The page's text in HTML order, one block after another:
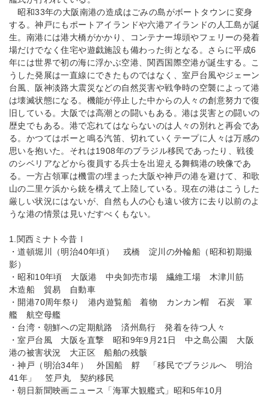
昭和33年の大阪南港の造成はごみの島がボートタウンに変身
する。神戸にもポートアイランドや六港アイランドの人工島が誕
生。南港には港大橋がかかり、コンテナー埠頭やフェリーの発着
場だけでなく住宅や遊戯施設も備わった街となる。さらに平成6
年には世界で初の海に浮かぶ空港、関西国際空港が誕生する。こ
うした発展は一直線にできたものではなく、室戸台風やジェーン
台風、阪神淡路大震災などの自然災害や戦争時の空襲によって港
は壊滅状態になる。機能が停止した中からの人々の創意努力で復
旧している。大阪では高潮との闘いもある。港は災害との闘いの
歴史でもある。港で忘れてはならないのは人々の別れと再会であ
る。かつてはボーと鳴る汽笛、切れていくテープに人々は万感の
思いを抱いた。それは1908年のブラジル移民であったり、戦後
のシベリアなどから復員する兵士を出迎える舞鶴港の映像であ
る。一方占領軍は機雷の埋まった大阪や神戸の港を避けて、和歌
山の二里ケ浜から銃を構えて上陸している。現在の港はこうした
厳しい状況にはないが、自然も人の心も遠い彼方に去り以前のよ
うな港の情景は見いだすべくもない。
1.関西ミナト今昔Ⅰ
・道頓堀川（明治40年頃） 戎橋 淀川の外輪船（昭和初期撮
影）
・昭和10年頃 大阪港 中央卸売市場 繊維工場 木津川筋
木造船 貿易 自動車
・開港70周年祭り 港内遊覧船 着物 カンカン帽 石炭 軍
艦 航空母艦
・台湾・朝鮮への定期航路 済州島行 発着を待つ人々
・室戸台風 大阪を直撃 昭和9年9月21日 中之島公園 大阪
港の被害状況 大正区 船舶の残骸
・神戸（明治34年） 外国船 艀 「移民でブラジルへ 明治
41年」 笠戸丸 契約移民
・朝日新聞映画ニュース「海軍大観艦式」昭和5年10月